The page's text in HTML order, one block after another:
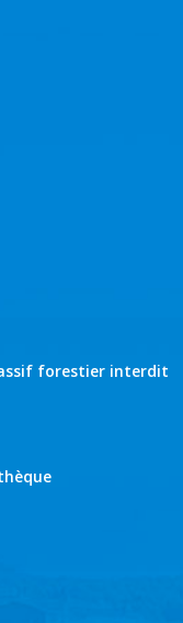
forestier interdit